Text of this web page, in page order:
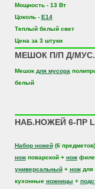
Мощность - 13 Вт
Цоколь - E14
Теплый белый свет
Цена за 3 штуки
МЕШОК П/П Д/
Мешок для мусора
белый
НАБ.НОЖЕЙ 6-ПР
Набор ножей(6 предметов)
ножповарской + нож
универсальный+ нождля
кухонные ножницы +